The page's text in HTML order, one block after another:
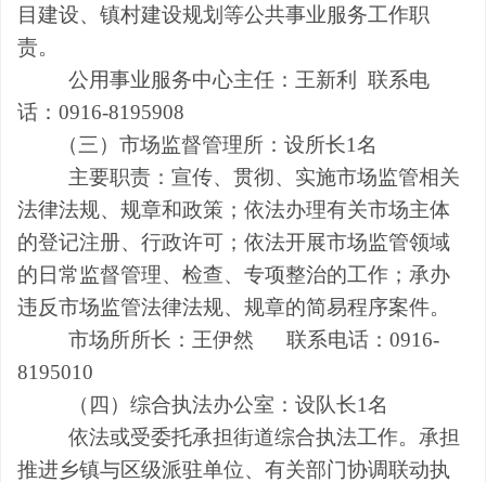
目建设、镇村建设规划等公共事业服务工作职
责。
公用事业服务中心主任 ： 王新利
联系电
话：0916-8195908
（三）市场监督管理所：设所长1名
主要职责：宣传、贯彻、实施市场监管相关
法律法规、规章和政策；依法办理有关市场主体
的登记注册、行政许可；依法开展市场监管领域
的日常监督管理、检查、专项整治的工作；承办
违反市场监管法律法规、规章的简易程序案件。
市场所所长 ： 王伊然 联系电话：0916-
8195010
（四）综合执法办公室 ：设队长1名
依法或受委托承担街道综合执法工作。承担
推进乡镇与区级派驻单位、有关部门协调联动执